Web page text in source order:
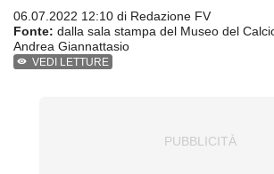
06.07.2022 12:10 di Redazione FV
Fonte: dalla sala stampa del Museo del
Andrea Giannattasio
VEDI LETTURE